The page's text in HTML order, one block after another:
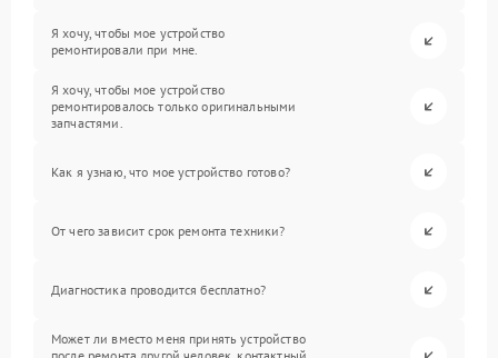
Я хочу, чтобы мое устройство
ремонтировали при мне.
Я хочу, чтобы мое устройство
ремонтировалось только оригинальными
запчастями.
Как я узнаю, что мое устройство готово?
От чего зависит срок ремонта техники?
Диагностика проводится бесплатно?
Может ли вместо меня принять устройство